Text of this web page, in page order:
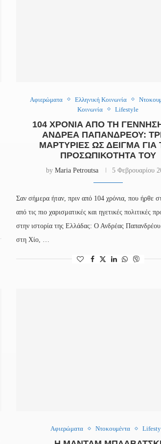
Αφιερώματα Ελληνική Κοινωνία
Κοινωνία
Lifestyle
104 ΧΡΌΝΙΑ ΑΠΌ ΤΗ
ΑΝΔΡΈΑ ΠΑΠΑΝΔΡΈΟΥ:
ΜΑΡΤΥΡΊΕΣ ΩΣ ΔΕΊΓΜΑ ΓΙΑ
ΠΡΟΣΩΠΙΚΌΤΗΤΆ ΤΟΥ
by Maria Petroutsa 5 Φεβρουαρίου
Σαν σήμερα ήταν, πριν από 104 χρόνια, που ήρθε
από τις πιο χαρισματικές και ηγετικές πολιτικές
στην ιστορία της Ελλάδας: Ο Ανδρέας
στη Χίο, …
Αφιερώματα Ντοκουμέντα